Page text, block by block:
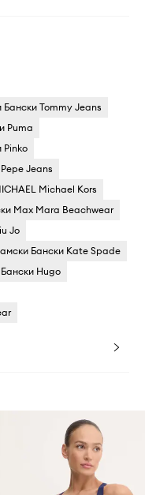
Бански Tommy Jeans
Puma
Pinko
Jeans
Michael Kors
Max Mara Beachwear
Jo
Бански Kate Spade
Hugo